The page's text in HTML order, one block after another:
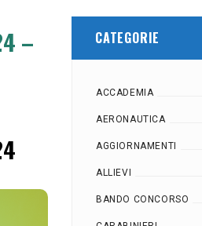
–
CATEGORIE
ACCADEMIA
AERONAUTICA
AGGIORNAMENTI
ALLIEVI
BANDO CONCORSO